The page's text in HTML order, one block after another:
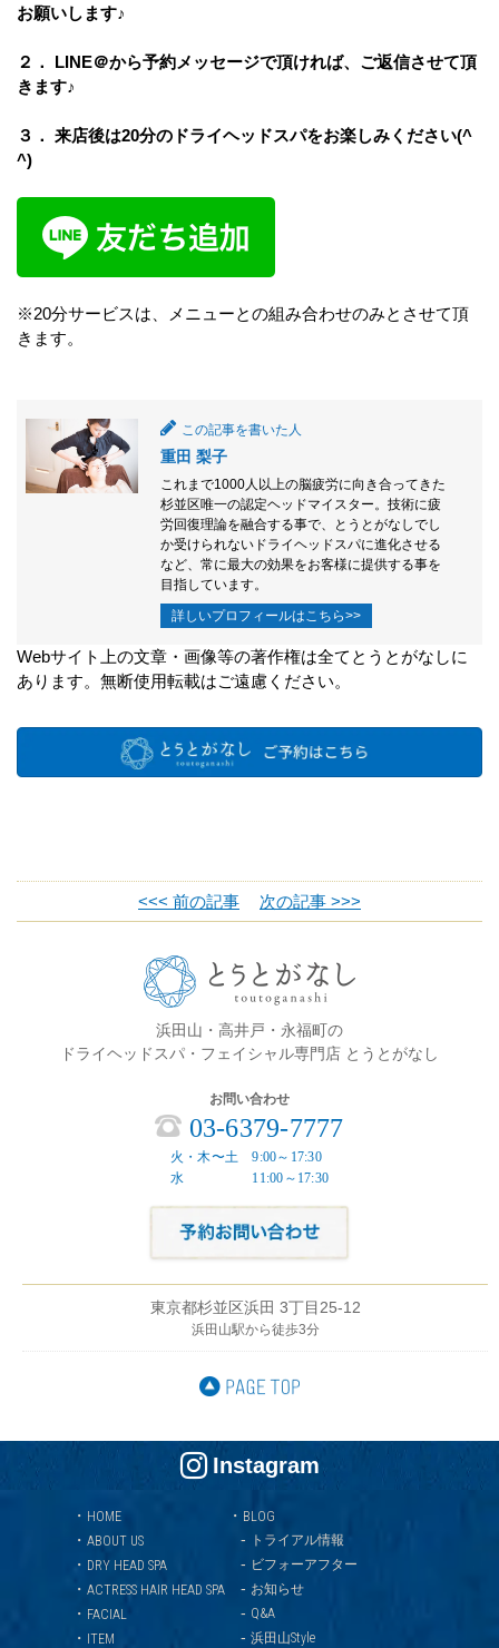
お願いします♪
２． LINE＠から予約メッセージで頂ければ、ご返信させて頂
きます♪
３． 来店後は20分のドライヘッドスパをお楽しみください(^
^)
※20分サービスは、メニューとの組み合わせのみとさせて頂
きます。
この記事を書いた人
重田 梨子
これまで1000人以上の脳疲労に向き合ってきた
杉並区唯一の認定ヘッドマイスター。技術に疲
労回復理論を融合する事で、とうとがなしでし
か受けられないドライヘッドスパに進化させる
など、常に最大の効果をお客様に提供する事を
目指しています。
詳しいプロフィールはこちら>>
Webサイト上の文章・画像等の著作権は全てとうとがなしに
あります。無断使用転載はご遠慮ください。
<<< 前の記事 次の記事 >>>
浜田山・高井戸・永福町の
ドライヘッドスパ・フェイシャル専門店 とうとがなし
お問い合わせ
03-6379-7777
火・木〜土 9:00～17:30
水 11:00～17:30
東京都杉並区浜田 3丁目25-12
浜田山駅から徒歩3分
Instagram
・ HOME
・ ABOUT US
・ DRY HEAD SPA
・ ACTRESS HAIR HEAD SPA
・ FACIAL
・ ITEM
・ BLOG
- トライアル情報
- ビフォーアフター
- お知らせ
- Q&A
- 浜田山Style